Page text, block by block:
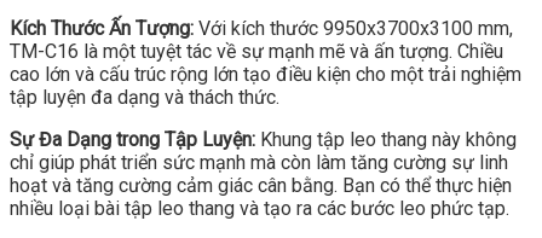
Kích Thước Ấn Tượng: Với kích thước 9950x3700x3100 mm,
TM-C16 là một tuyệt tác về sự mạnh mẽ và ấn tượng. Chiều
cao lớn và cấu trúc rộng lớn tạo điều kiện cho một trải nghiệm
tập luyện đa dạng và thách thức.
Sự Đa Dạng trong Tập Luyện: Khung tập leo thang này không
chỉ giúp phát triển sức mạnh mà còn làm tăng cường sự linh
hoạt và tăng cường cảm giác cân bằng. Bạn có thể thực hiện
nhiều loại bài tập leo thang và tạo ra các bước leo phức tạp.